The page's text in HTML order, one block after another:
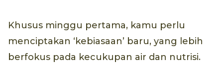
Khusus minggu pertama, kamu perlu
menciptakan ‘kebiasaan’ baru, yang lebih
berfokus pada kecukupan air dan nutrisi.